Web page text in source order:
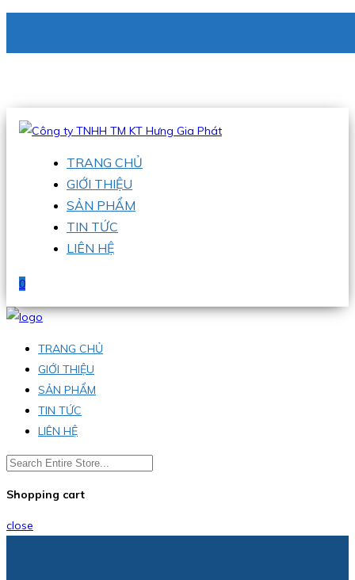
Hotline:0938 336 079
TRANG CHỦ
GIỚI THIỆU
SẢN PHẨM
TIN TỨC
LIÊN HỆ
0
TRANG CHỦ
GIỚI THIỆU
SẢN PHẨM
TIN TỨC
LIÊN HỆ
Shopping cart
close